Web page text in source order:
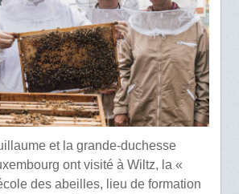
et la grande-duchesse
ont visité à Wiltz, la «
des abeilles, lieu de formation